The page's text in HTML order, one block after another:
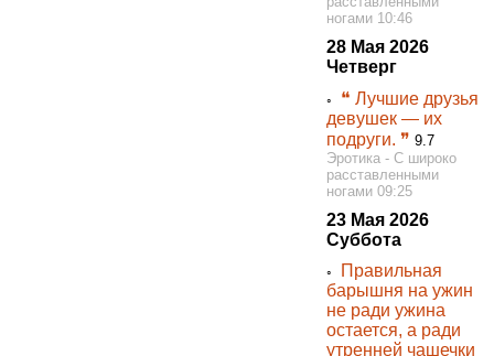
ногами 10:46
28 Мая 2026
Четверг
◦ ❝ Лучшие друзья
девушек — их
подруги. ❞ 9.7
Эротика - С широко
расставленными
ногами 09:25
23 Мая 2026
Суббота
◦
Правильная
барышня на ужин
не ради ужина
остается, а ради
утренней чашечки